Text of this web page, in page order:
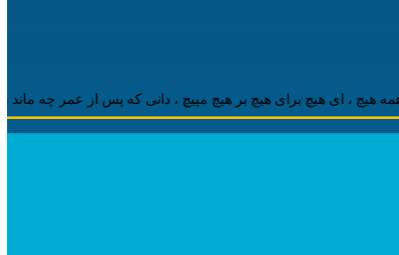
، ‌ای هیچ برای هیچ بر هیچ مپیچ ، دانی که پس از عمر چه ماند باقی